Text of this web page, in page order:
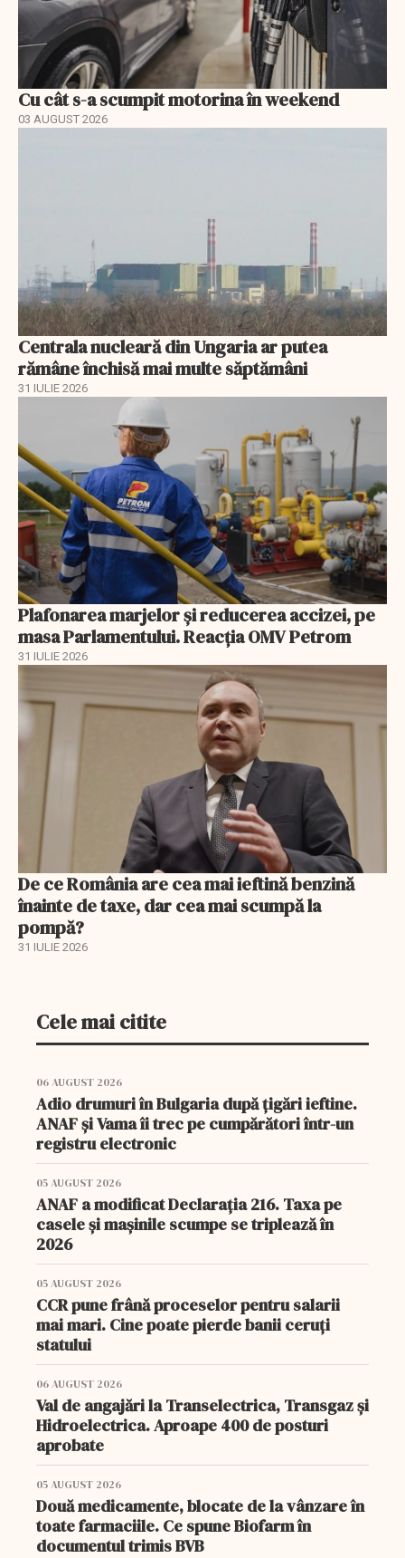
Cu cât s-a scumpit motorina în weekend
03 AUGUST 2026
Centrala nucleară din Ungaria ar putea
rămâne închisă mai multe săptămâni
31 IULIE 2026
Plafonarea marjelor și reducerea accizei, pe
masa Parlamentului. Reacția OMV Petrom
31 IULIE 2026
De ce România are cea mai ieftină benzină
înainte de taxe, dar cea mai scumpă la
pompă?
31 IULIE 2026
Cele mai citite
06 AUGUST 2026
Adio drumuri în Bulgaria după țigări ieftine.
ANAF și Vama îi trec pe cumpărători într-un
registru electronic
05 AUGUST 2026
ANAF a modificat Declarația 216. Taxa pe
casele și mașinile scumpe se triplează în
2026
05 AUGUST 2026
CCR pune frână proceselor pentru salarii
mai mari. Cine poate pierde banii ceruți
statului
06 AUGUST 2026
Val de angajări la Transelectrica, Transgaz și
Hidroelectrica. Aproape 400 de posturi
aprobate
05 AUGUST 2026
Două medicamente, blocate de la vânzare în
toate farmaciile. Ce spune Biofarm în
documentul trimis BVB